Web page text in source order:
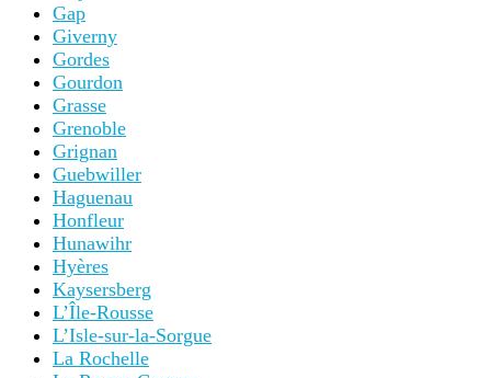
Gap
Giverny
Gordes
Gourdon
Grasse
Grenoble
Grignan
Guebwiller
Haguenau
Honfleur
Hunawihr
Hyères
Kaysersberg
L’Île-Rousse
L’Isle-sur-la-Sorgue
La Rochelle